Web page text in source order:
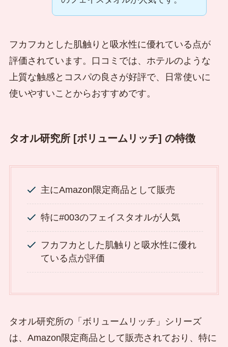
フカフカとした肌触りと吸水性に優れている点が
評価されています。口コミでは、ホテルのような
上質な触感とコスパの良さが好評で、日常使いに
使いやすいことからおすすめです。
タオル研究所 [ボリュームリッチ] の特徴
主にAmazon限定商品として販売
特に#003のフェイスタオルが人気
フカフカとした肌触りと吸水性に優れ
ている点が評価
タオル研究所の「ボリュームリッチ」シリーズ
は、Amazon限定商品として販売されており、特に